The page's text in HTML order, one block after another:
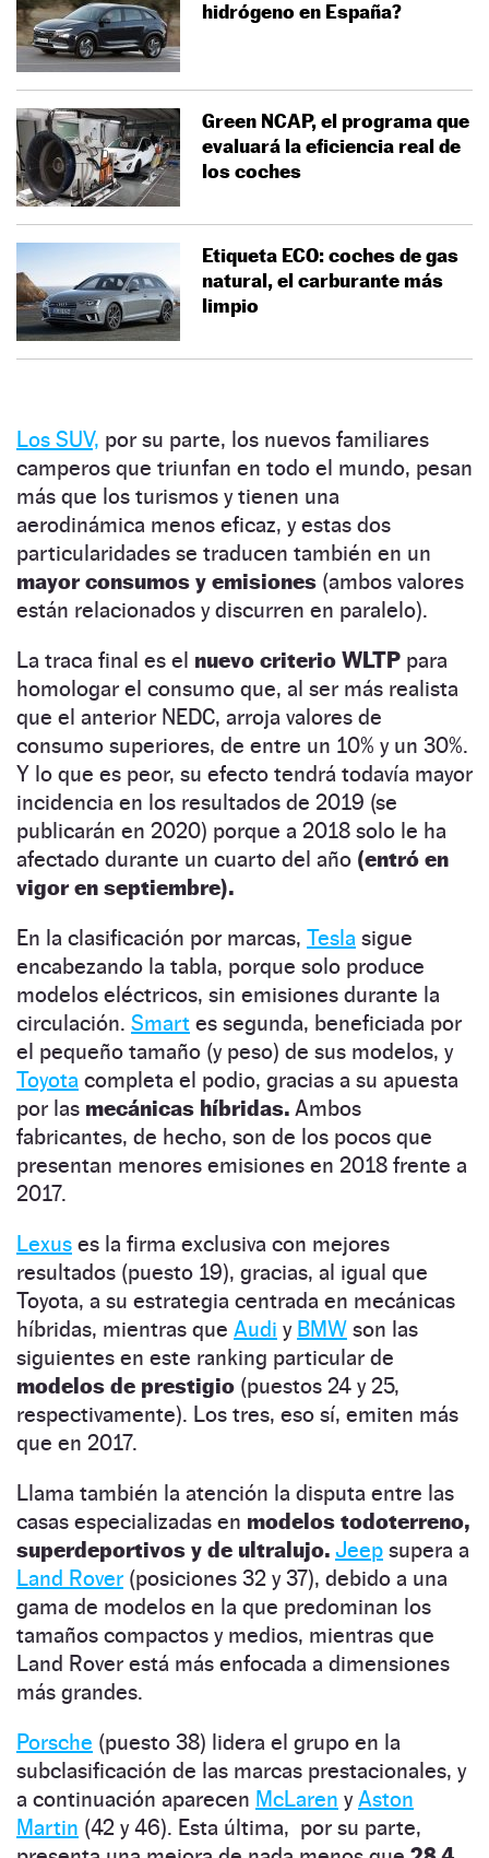
hidrógeno en España?
Green NCAP, el programa que
evaluará la eficiencia real de
los coches
Etiqueta ECO: coches de gas
natural, el carburante más
limpio
Los SUV, por su parte, los nuevos familiares
camperos que triunfan en todo el mundo, pesan
más que los turismos y tienen una
aerodinámica menos eficaz, y estas dos
particularidades se traducen también en un
mayor consumos y emisiones (ambos valores
están relacionados y discurren en paralelo).
La traca final es el nuevo criterio WLTP para
homologar el consumo que, al ser más realista
que el anterior NEDC, arroja valores de
consumo superiores, de entre un 10% y un 30%.
Y lo que es peor, su efecto tendrá todavía mayor
incidencia en los resultados de 2019 (se
publicarán en 2020) porque a 2018 solo le ha
afectado durante un cuarto del año (entró en
vigor en septiembre).
En la clasificación por marcas, Tesla sigue
encabezando la tabla, porque solo produce
modelos eléctricos, sin emisiones durante la
circulación. Smart es segunda, beneficiada por
el pequeño tamaño (y peso) de sus modelos, y
Toyota completa el podio, gracias a su apuesta
por las mecánicas híbridas. Ambos
fabricantes, de hecho, son de los pocos que
presentan menores emisiones en 2018 frente a
2017.
Lexus es la firma exclusiva con mejores
resultados (puesto 19), gracias, al igual que
Toyota, a su estrategia centrada en mecánicas
híbridas, mientras que Audi y BMW son las
siguientes en este ranking particular de
modelos de prestigio (puestos 24 y 25,
respectivamente). Los tres, eso sí, emiten más
que en 2017.
Llama también la atención la disputa entre las
casas especializadas en modelos todoterreno,
superdeportivos y de ultralujo. Jeep supera a
Land Rover (posiciones 32 y 37), debido a una
gama de modelos en la que predominan los
tamaños compactos y medios, mientras que
Land Rover está más enfocada a dimensiones
más grandes.
Porsche (puesto 38) lidera el grupo en la
subclasificación de las marcas prestacionales, y
a continuación aparecen McLaren yAston
Martin (42 y 46). Esta última, por su parte,